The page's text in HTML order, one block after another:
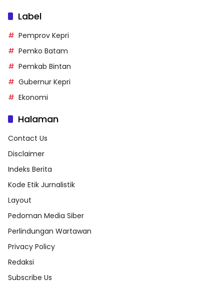
Label
Pemprov Kepri
Pemko Batam
Pemkab Bintan
Gubernur Kepri
Ekonomi
Halaman
Contact Us
Disclaimer
Indeks Berita
Kode Etik Jurnalistik
Layout
Pedoman Media Siber
Perlindungan Wartawan
Privacy Policy
Redaksi
Subscribe Us